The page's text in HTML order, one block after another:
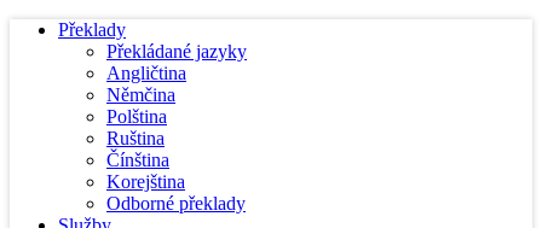
Překlady
Překládané jazyky
Angličtina
Němčina
Polština
Ruština
Čínština
Korejština
Odborné překlady